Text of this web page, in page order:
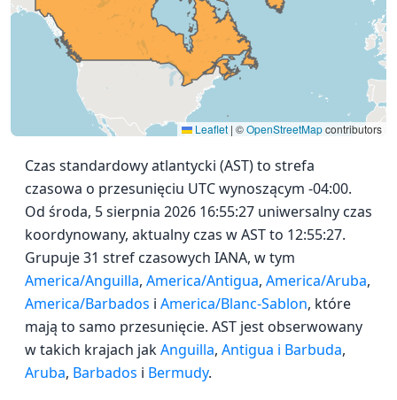
Leaflet | ©OpenStreetMapcontributors
Czas standardowy atlantycki (AST) to strefa
czasowa o przesunięciu UTC wynoszącym -04:00.
Od środa, 5 sierpnia 2026 16:55:27 uniwersalny czas
koordynowany, aktualny czas w AST to 12:55:27.
Grupuje 31 stref czasowych IANA, w tym
America/Anguilla, America/Antigua, America/Aruba,
America/Barbados i America/Blanc-Sablon, które
mają to samo przesunięcie. AST jest obserwowany
w takich krajach jakAnguilla, Antigua i Barbuda,
Aruba, Barbados i Bermudy.